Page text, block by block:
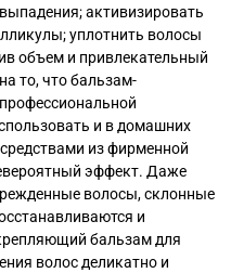
активизировать
уплотнить волосы
объем и привлекательный
то, что бальзам-
и в домашних
из фирменной
эффект. Даже
волосы, склонные
и
бальзам для
волос деликатно и